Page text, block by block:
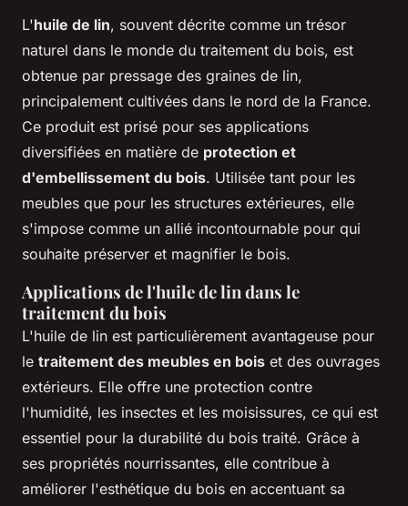
L'huile de lin, souvent décrite comme un trésor
naturel dans le monde du traitement du bois, est
obtenue par pressage des graines de lin,
principalement cultivées dans le nord de la France.
Ce produit est prisé pour ses applications
diversifiées en matière de protection et
d'embellissement du bois. Utilisée tant pour les
meubles que pour les structures extérieures, elle
s'impose comme un allié incontournable pour qui
souhaite préserver et magnifier le bois.
Applications de l'huile de lin dans le
traitement du bois
L'huile de lin est particulièrement avantageuse pour
le traitement des meubles en bois et des ouvrages
extérieurs. Elle offre une protection contre
l'humidité, les insectes et les moisissures, ce qui est
essentiel pour la durabilité du bois traité. Grâce à
ses propriétés nourrissantes, elle contribue à
améliorer l'esthétique du bois en accentuant sa